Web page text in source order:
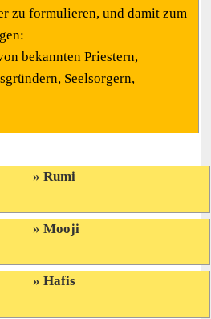
zu formulieren, und damit zum
bekannten Priestern,
Seelsorgern,
Rumi
Mooji
Hafis